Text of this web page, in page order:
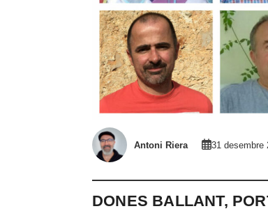
Antoni Riera 31 desembre
DONES BALLANT,